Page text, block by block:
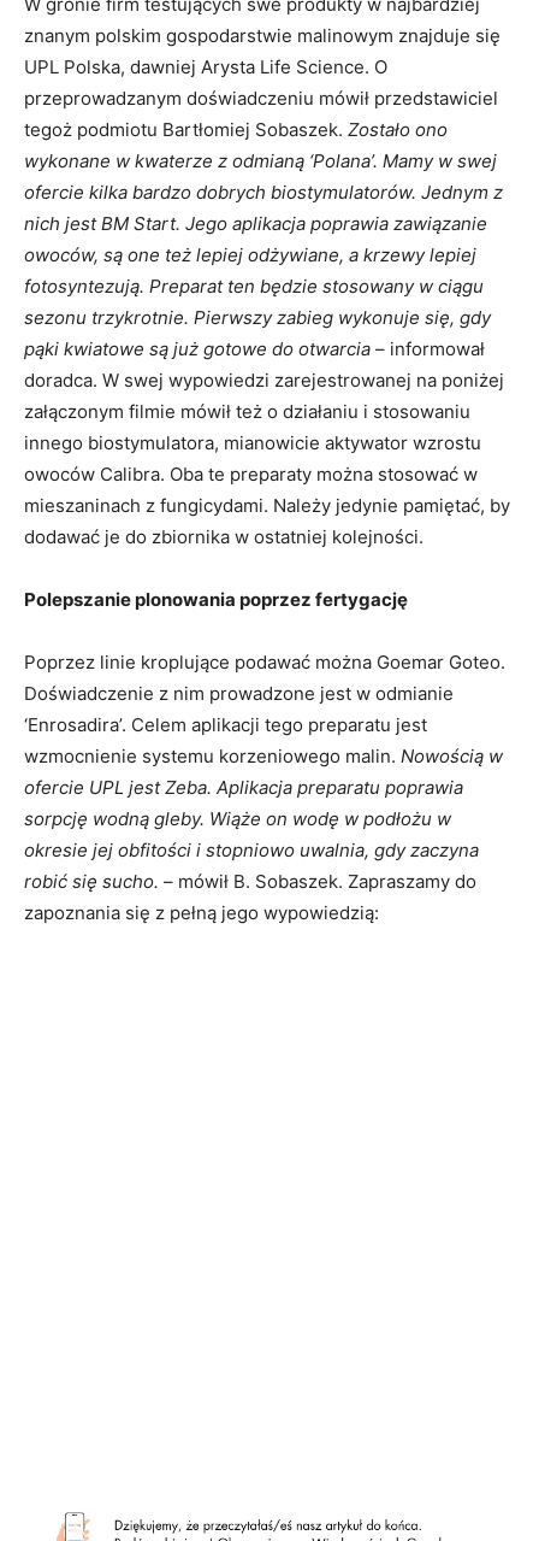
znanym polskim gospodarstwie malinowym znajduje się
UPL Polska, dawniej Arysta Life Science. O
przeprowadzanym doświadczeniu mówił przedstawiciel
tegoż podmiotu Bartłomiej Sobaszek. Zostało ono
wykonane w kwaterze z odmianą ‘Polana’. Mamy w swej
ofercie kilka bardzo dobrych biostymulatorów. Jednym z
nich jest BM Start. Jego aplikacja poprawia zawiązanie
owoców, są one też lepiej odżywiane, a krzewy lepiej
fotosyntezują. Preparat ten będzie stosowany w ciągu
sezonu trzykrotnie. Pierwszy zabieg wykonuje się, gdy
pąki kwiatowe są już gotowe do otwarcia – informował
doradca. W swej wypowiedzi zarejestrowanej na poniżej
załączonym filmie mówił też o działaniu i stosowaniu
innego biostymulatora, mianowicie aktywator wzrostu
owoców Calibra. Oba te preparaty można stosować w
mieszaninach z fungicydami. Należy jedynie pamiętać, by
dodawać je do zbiornika w ostatniej kolejności.
Polepszanie plonowania poprzez fertygację
Poprzez linie kroplujące podawać można Goemar Goteo.
Doświadczenie z nim prowadzone jest w odmianie
‘Enrosadira’. Celem aplikacji tego preparatu jest
wzmocnienie systemu korzeniowego malin. Nowością w
ofercie UPL jest Zeba. Aplikacja preparatu poprawia
sorpcję wodną gleby. Wiąże on wodę w podłożu w
okresie jej obfitości i stopniowo uwalnia, gdy zaczyna
robić się sucho. – mówił B. Sobaszek. Zapraszamy do
zapoznania się z pełną jego wypowiedzią: